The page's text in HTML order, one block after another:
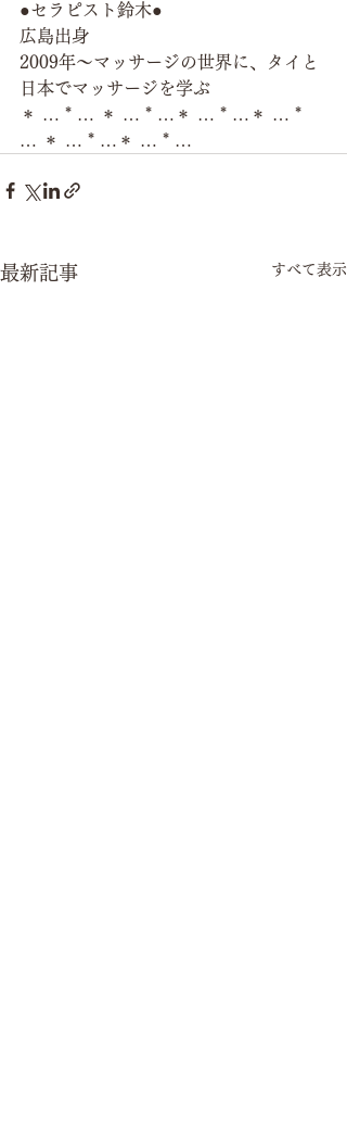
●セラピスト鈴木●
広島出身
2009年～マッサージの世界に、タイと
日本でマッサージを学ぶ
＊ … * … ＊ … * …＊ … * …＊ … *
… ＊ … * …＊ … * …
最新記事 すべて表示